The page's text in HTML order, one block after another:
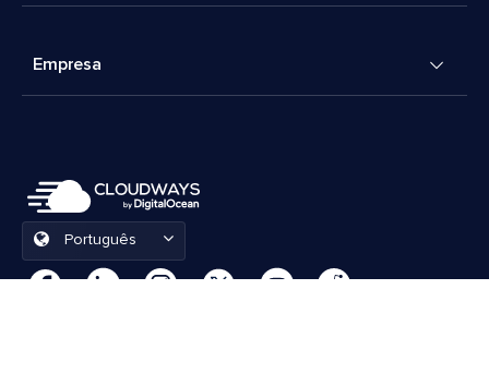
Empresa
Português